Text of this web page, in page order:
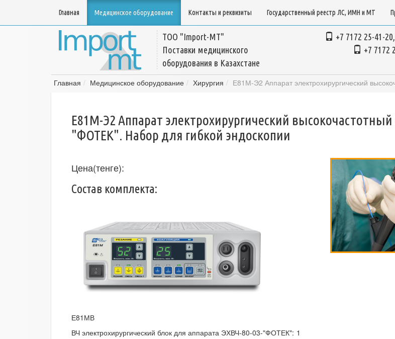
ТОО "Import-MT"
Поставки медицинского
оборудования в Казахстане
+7 7172 25-41-20,
+7 7172
Главная Медицинское оборудование Контакты и реквизиты Государственный реестр ЛС, ИМН и МТ
Главная Медицинское оборудование Хирургия Е81М-Э2 Аппарат электрохирургический
Е81М-Э2 Аппарат электрохирургический
"ФОТЕК". Набор для гибкой эндоскопии
Цена(тенге):
Состав комплекта:
Е81МВ
ВЧ электрохирургический блок для аппарата ЭХВЧ-80-03-"ФОТЕК": 1